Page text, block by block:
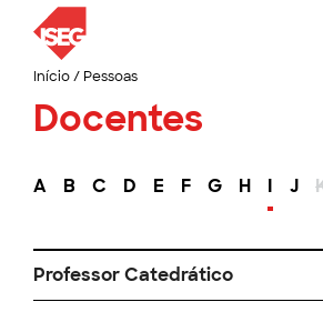
Início/ Pessoas
Docentes
A B C D E F G H I J
Professor Catedrático